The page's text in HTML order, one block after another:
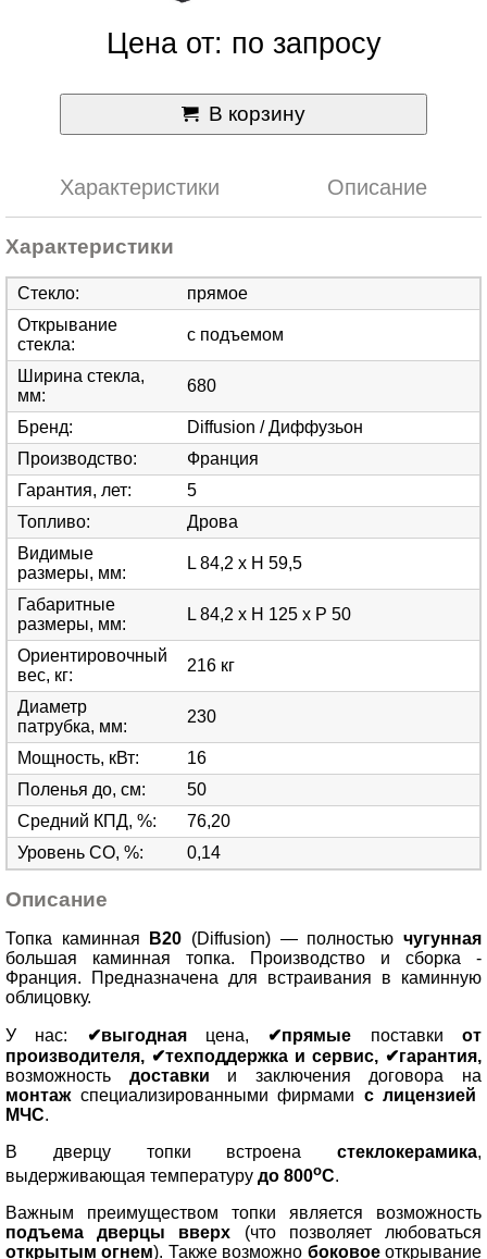
Цена от: по запросу
В корзину
Характеристики Описание
Характеристики
Стекло:
прямое
Открывание
стекла:
с подъемом
Ширина стекла,
мм:
680
Бренд:
Diffusion / Диффузьон
Производство:
Франция
Гарантия, лет:
5
Топливо:
Дрова
Видимые
размеры, мм:
L 84,2 x H 59,5
Габаритные
размеры, мм:
L 84,2 x H 125 x P 50
Ориентировочный
вес, кг:
216 кг
Диаметр
патрубка, мм:
230
Мощность, кВт:
16
Поленья до, см:
50
Средний КПД, %:
76,20
Уровень СО, %: 0,14
Описание
Топка каминная B20 (Diffusion) —полностьючугунная
большая каминная топка. Производство и сборка -
Франция. Предназначена для встраивания в каминную
облицовку.
У нас: ✔выгоднаяцена, ✔прямые поставкиот
производителя, ✔техподдержка и сервис, ✔гарантия,
возможность доставки и заключения договора на
монтажспециализированными фирмами с лицензией
МЧС.
В дверцу топки встроена стеклокерамика,
выдерживающая температуру до 800оС.
Важным преимуществом топки является возможность
подъема дверцы вверх (что позволяет любоваться
открытым огнем). Также возможно боковоеоткрывание